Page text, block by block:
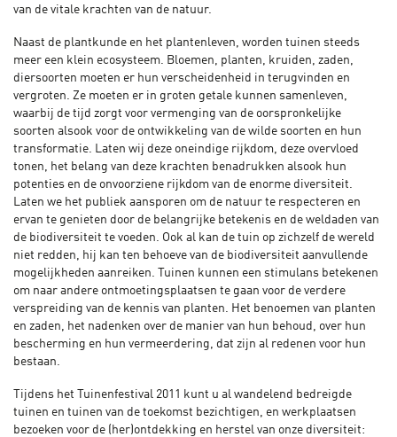
van de vitale krachten van de natuur.
Naast de plantkunde en het plantenleven, worden tuinen steeds
meer een klein ecosysteem. Bloemen, planten, kruiden, zaden,
diersoorten moeten er hun verscheidenheid in terugvinden en
vergroten. Ze moeten er in groten getale kunnen samenleven,
waarbij de tijd zorgt voor vermenging van de oorspronkelijke
soorten alsook voor de ontwikkeling van de wilde soorten en hun
transformatie. Laten wij deze oneindige rijkdom, deze overvloed
tonen, het belang van deze krachten benadrukken alsook hun
potenties en de onvoorziene rijkdom van de enorme diversiteit.
Laten we het publiek aansporen om de natuur te respecteren en
ervan te genieten door de belangrijke betekenis en de weldaden van
de biodiversiteit te voeden. Ook al kan de tuin op zichzelf de wereld
niet redden, hij kan ten behoeve van de biodiversiteit aanvullende
mogelijkheden aanreiken. Tuinen kunnen een stimulans betekenen
om naar andere ontmoetingsplaatsen te gaan voor de verdere
verspreiding van de kennis van planten. Het benoemen van planten
en zaden, het nadenken over de manier van hun behoud, over hun
bescherming en hun vermeerdering, dat zijn al redenen voor hun
bestaan.
Tijdens het Tuinenfestival 2011 kunt u al wandelend bedreigde
tuinen en tuinen van de toekomst bezichtigen, en werkplaatsen
bezoeken voor de (her)ontdekking en herstel van onze diversiteit: